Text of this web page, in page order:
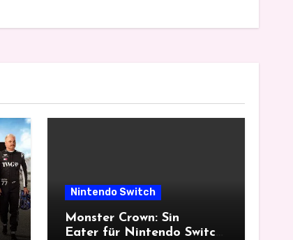
Nintendo Switch
Monster Crown: Sin
Eater für Nintendo Switch